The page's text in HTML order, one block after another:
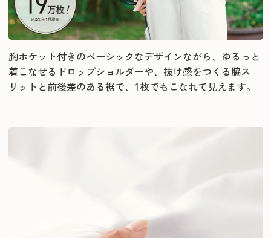
胸ポケット付きのベーシックなデザインながら、ゆるっと
着こなせるドロップショルダーや、抜け感をつくる脇ス
リットと前後差のある裾で、1枚でもこなれて見えます。